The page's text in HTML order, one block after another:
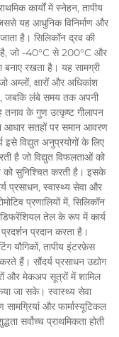
कार्यों में स्नेहन, तापीय
यह आधुनिक विनिर्माण और
है। सिलिकॉन द्रव की
है, जो -40°C से 200°C और
रखता है। यह सामग्री
अम्लों, क्षारों और अधिकांश
जबकि लंबे समय तक अपनी
के गुण उत्कृष्ट गीलापन
आधार सतहों पर समान आवरण
इसे विद्युत अनुप्रयोगों के लिए
है जो विद्युत विफलताओं को
सुनिश्चित करती है। इसके
प्रसाधन, स्वास्थ्य सेवा और
प्रणालियों में, सिलिकॉन
तेल के रूप में कार्य
प्रदान करता है।
यौगिकों, तापीय इंटरफ़ेस
हैं। सौंदर्य प्रसाधन उद्योग
और मेकअप सूत्रों में शामिल
जा सके। स्वास्थ्य सेवा
और फार्मास्यूटिकल
सर्वोच्च प्राथमिकता होती